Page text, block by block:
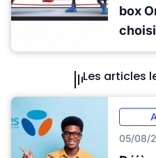
box
Les articles
05/08/